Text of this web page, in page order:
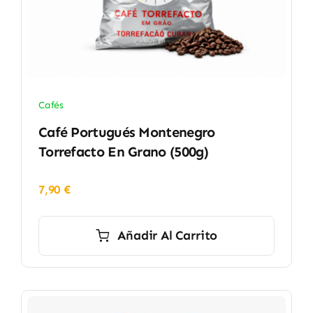
Cafés
Café Portugués Montenegro
Torrefacto En Grano (500g)
7,90€
Añadir Al Carrito